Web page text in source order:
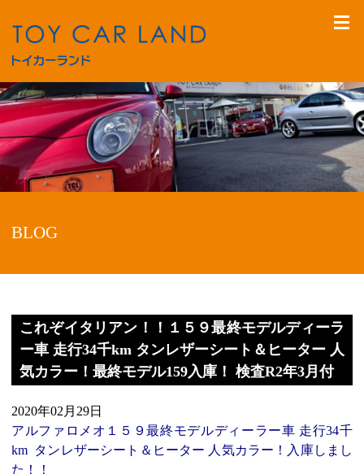
BLOG
これぞイタリアン！！１５９最終モデルディーラ
ー車 走行34千km タンレザーシート＆ヒーター 人
気カラー！最終モデル159入庫！ 検査R2年3月付
2020年02月29日
アルファロメオ１５９最終モデルディーラー車 走行34千
km タンレザーシート＆ヒーター 人気カラー！入庫しまし
た！！